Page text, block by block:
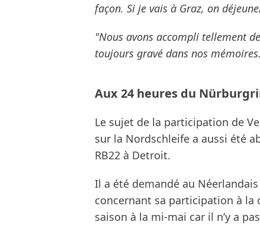
façon. Si je vais à Graz, on
"Nous avons accompli tellement
toujours gravé dans nos
Aux 24 heures du
Le sujet de la participation de
sur la Nordschleife a aussi été
RB22 à Detroit.
Il a été demandé au
concernant sa participation à la
saison à la mi-mai car il n’y a